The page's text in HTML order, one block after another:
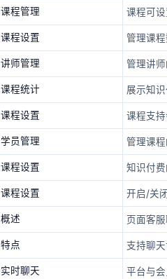
课程管理 课程可
课程设置 管理课
讲师管理 管理讲
课程统计 展示知
课程设置 课程支
学员管理 管理课
课程设置 知识付
课程设置 开启/关
概述 页面客
特点 支持聊
实时聊天 平台与